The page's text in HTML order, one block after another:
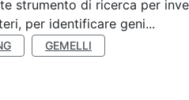
strumento di ricerca per
per identificare geni...
GEMELLI